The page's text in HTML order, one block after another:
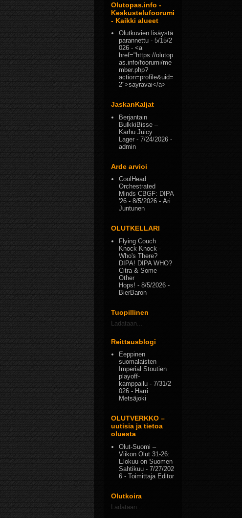
Olutopas.info -
Keskustelufoorumi
- Kaikki alueet
Olutkuvien lisäystä
parannettu - 5/15/2
026 - <a
href="https://olutop
as.info/foorumi/me
mber.php?
action=profile&uid=
2">sayravai</a>
JaskanKaljat
Berjantain
BulkkiBisse –
Karhu Juicy
Lager - 7/24/2026 -
admin
Arde arvioi
CoolHead
Orchestrated
Minds CBGF: DIPA
'26 - 8/5/2026 - Ari
Juntunen
OLUTKELLARI
Flying Couch
Knock Knock -
Who's There?
DIPA! DIPA WHO?
Citra & Some
Other
Hops! - 8/5/2026 -
BierBaron
Tuopillinen
Ladataan...
Reittausblogi
Eeppinen
suomalaisten
Imperial Stoutien
playoff-
kamppailu - 7/31/2
026 - Harri
Metsäjoki
OLUTVERKKO –
uutisia ja tietoa
oluesta
Olut-Suomi –
Viikon Olut 31-26:
Elokuu on Suomen
Sahtikuu - 7/27/202
6 - Toimittaja Editor
Olutkoira
Ladataan...